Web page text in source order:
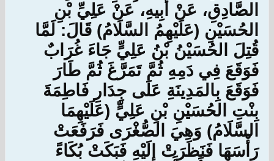
الصَّادِقِ، عَنْ أَبِيهِ، عَنْ عَلِيِّ بْنِ
الحُسَيْنِ (عَلَيْهِمُ السَّلَامُ) قَالَ: لَمَّا
قُتِلَ الحُسَيْنُ بْنُ عَلِيٍّ جَاءَ غُرَابٌ
فَوَقَعَ فِي دَمِهِ ثُمَّ تَمَرَّغَ ثُمَّ طَارَ
فَوَقَعَ بِالمَدِينَةِ عَلَى جِدَارِ فَاطِمَةَ
بِنْتِ الحُسَيْنِ بْنِ عَلِيٍّ (عَلَيْهِمَا
السَّلَامُ) وَهِيَ الصُّغْرَى فَرَفَعَتْ
رَأْسَهَا فَنَظَرَتْ إِلَيْهِ فَبَكَتْ بُكَاءً